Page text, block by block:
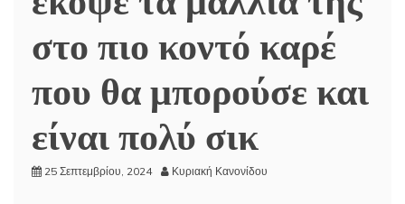
στο πιο κοντό καρέ
που θα μπορούσε και
είναι πολύ σικ
25 Σεπτεμβρίου, 2024 Κυριακή Κανονίδου